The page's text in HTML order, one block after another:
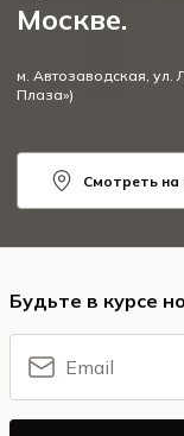
Москве.
м. Автозаводская, ул.
Плаза»)
Смотреть на
Будьте в курсе